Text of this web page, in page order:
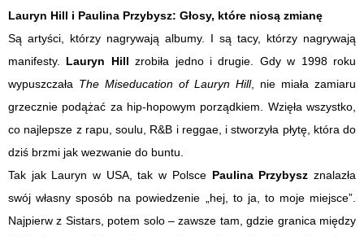
Lauryn Hill i Paulina Przybysz: Głosy, które niosą zmianę
Są artyści, którzy nagrywają albumy. I są tacy, którzy nagrywają
manifesty.
Lauryn Hill
zrobiła jedno i drugie. Gdy w 1998 roku
wypuszczała The Miseducation of Lauryn Hill, nie miała zamiaru
grzecznie podążać za hip-hopowym porządkiem. Wzięła wszystko,
co najlepsze z rapu, soulu, R&B i reggae, i stworzyła płytę, która do
dziś brzmi jak wezwanie do buntu.
Tak jak Lauryn w USA, tak w Polsce
Paulina Przybysz znalazła
swój własny sposób na powiedzenie „hej, to ja, to moje miejsce”.
Najpierw z Sistars, potem solo – zawsze tam, gdzie granica między